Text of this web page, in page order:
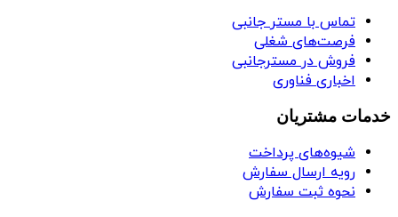
تماس با مستر جانبی
فرصت‌های شغلی
فروش در مسترجانبی
اخباری فناوری
خدمات مشتریان
شیوه‌های پرداخت
رویه ارسال سفارش
نحوه ثبت سفارش